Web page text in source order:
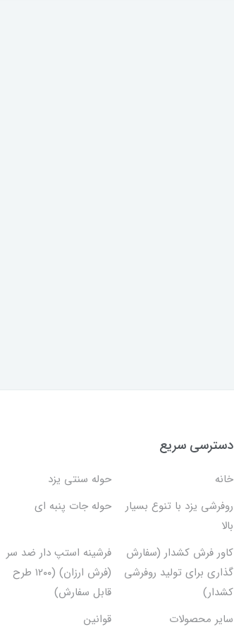
دسترسی سریع
خانه
حوله سنتی یزد
روفرشی یزد با تنوع بسیار
بالا
حوله جات پنبه ای
کاور فرش کشدار (سفارش
گذاری برای تولید روفرشی
کشدار)
فرشینه استپ دار ضد سر
(فرش ارزان) (۱۲۰۰ طرح
قابل سفارش)
سایر محصولات
قوانین